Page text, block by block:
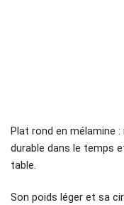
Plat rond en mélamine
durable dans le temps
table.
Son poids léger et sa